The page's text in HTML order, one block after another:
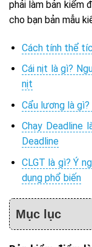
phải làm bản kiểm
cho bạn bản mẫu
Cách tính thể
Cái nịt là gì?
nịt
Cẩu lương là gì?
Chạy Deadline
Deadline
CLGT là gì? Ý
dụng phổ biến
Mục lục